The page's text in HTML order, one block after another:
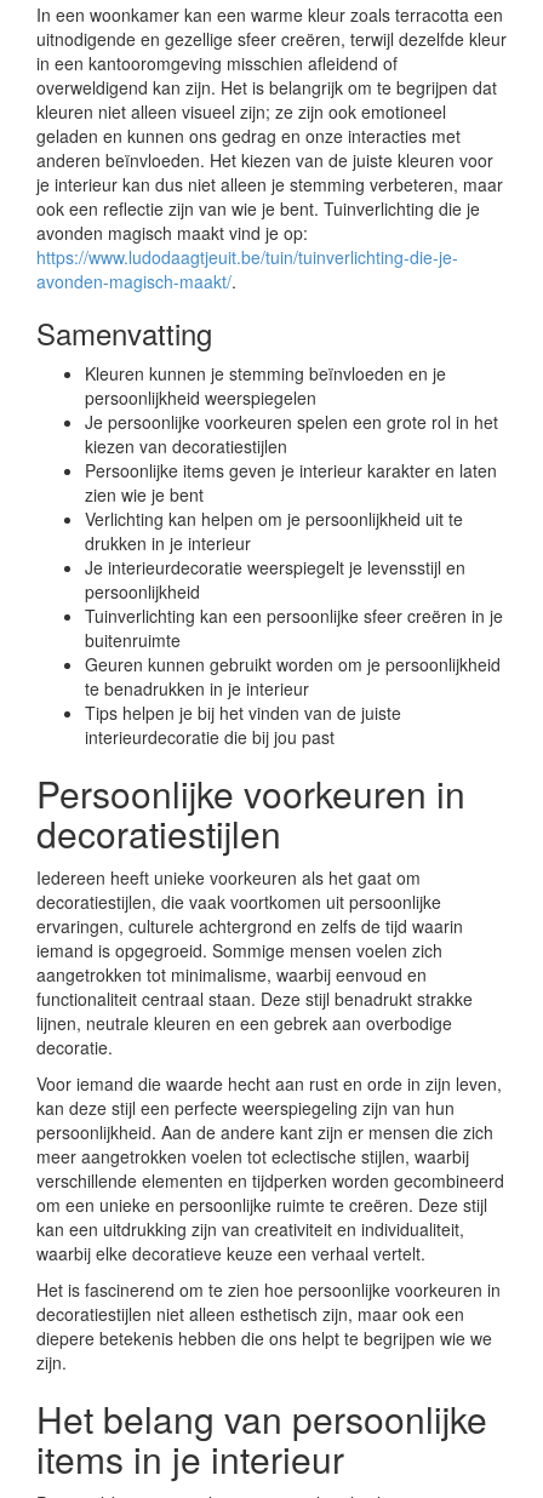
In een woonkamer kan een warme kleur zoals terracotta een
uitnodigende en gezellige sfeer creëren, terwijl dezelfde kleur
in een kantooromgeving misschien afleidend of
overweldigend kan zijn. Het is belangrijk om te begrijpen dat
kleuren niet alleen visueel zijn; ze zijn ook emotioneel
geladen en kunnen ons gedrag en onze interacties met
anderen beïnvloeden. Het kiezen van de juiste kleuren voor
je interieur kan dus niet alleen je stemming verbeteren, maar
ook een reflectie zijn van wie je bent. Tuinverlichting die je
avonden magisch maakt vind je op:
https://www.ludodaagtjeuit.be/tuin/tuinverlichting-die-je-
avonden-magisch-maakt/.
Samenvatting
Kleuren kunnen je stemming beïnvloeden en je
persoonlijkheid weerspiegelen
Je persoonlijke voorkeuren spelen een grote rol in het
kiezen van decoratiestijlen
Persoonlijke items geven je interieur karakter en laten
zien wie je bent
Verlichting kan helpen om je persoonlijkheid uit te
drukken in je interieur
Je interieurdecoratie weerspiegelt je levensstijl en
persoonlijkheid
Tuinverlichting kan een persoonlijke sfeer creëren in je
buitenruimte
Geuren kunnen gebruikt worden om je persoonlijkheid
te benadrukken in je interieur
Tips helpen je bij het vinden van de juiste
interieurdecoratie die bij jou past
Persoonlijke voorkeuren in
decoratiestijlen
Iedereen heeft unieke voorkeuren als het gaat om
decoratiestijlen, die vaak voortkomen uit persoonlijke
ervaringen, culturele achtergrond en zelfs de tijd waarin
iemand is opgegroeid. Sommige mensen voelen zich
aangetrokken tot minimalisme, waarbij eenvoud en
functionaliteit centraal staan. Deze stijl benadrukt strakke
lijnen, neutrale kleuren en een gebrek aan overbodige
decoratie.
Voor iemand die waarde hecht aan rust en orde in zijn leven,
kan deze stijl een perfecte weerspiegeling zijn van hun
persoonlijkheid. Aan de andere kant zijn er mensen die zich
meer aangetrokken voelen tot eclectische stijlen, waarbij
verschillende elementen en tijdperken worden gecombineerd
om een unieke en persoonlijke ruimte te creëren. Deze stijl
kan een uitdrukking zijn van creativiteit en individualiteit,
waarbij elke decoratieve keuze een verhaal vertelt.
Het is fascinerend om te zien hoe persoonlijke voorkeuren in
decoratiestijlen niet alleen esthetisch zijn, maar ook een
diepere betekenis hebben die ons helpt te begrijpen wie we
zijn.
Het belang van persoonlijke
items in je interieur